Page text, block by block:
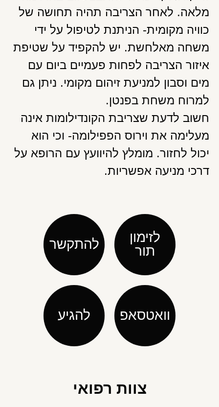
מלאה. לאחר הצריבה תהיה תחושה של
כוויה מקומית- הניתנת לטיפול על ידי
משחה מאלחשת. יש להקפיד על שטיפת
איזור הצריבה לפחות פעמיים ביום עם
מים וסבון למניעת זיהום מקומי. ניתן גם
למרוח משחת בפנטן.
חשוב לדעת שצריבת הקונדילומות אינה
מעלימה את וירוס הפפילומה- וכי הוא
יכול לחזור. מומלץ להיוועץ עם הרופא על
דרכי מניעה אפשריות.
לזימון
תור
להתקשר
וואטסאפ להגיע
צוות רפואי